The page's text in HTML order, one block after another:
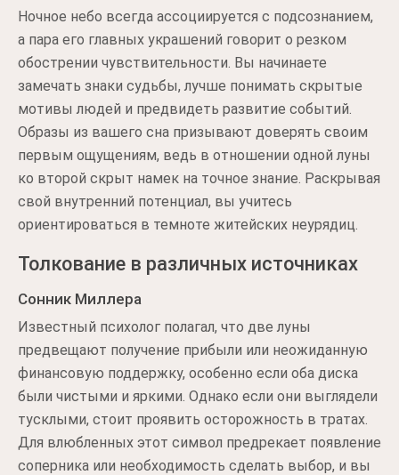
Ночное небо всегда ассоциируется с подсознанием,
а пара его главных украшений говорит о резком
обострении чувствительности. Вы начинаете
замечать знаки судьбы, лучше понимать скрытые
мотивы людей и предвидеть развитие событий.
Образы из вашего сна призывают доверять своим
первым ощущениям, ведь в отношении одной луны
ко второй скрыт намек на точное знание. Раскрывая
свой внутренний потенциал, вы учитесь
ориентироваться в темноте житейских неурядиц.
Толкование в различных источниках
Сонник Миллера
Известный психолог полагал, что две луны
предвещают получение прибыли или неожиданную
финансовую поддержку, особенно если оба диска
были чистыми и яркими. Однако если они выглядели
тусклыми, стоит проявить осторожность в тратах.
Для влюбленных этот символ предрекает появление
соперника или необходимость сделать выбор, и вы